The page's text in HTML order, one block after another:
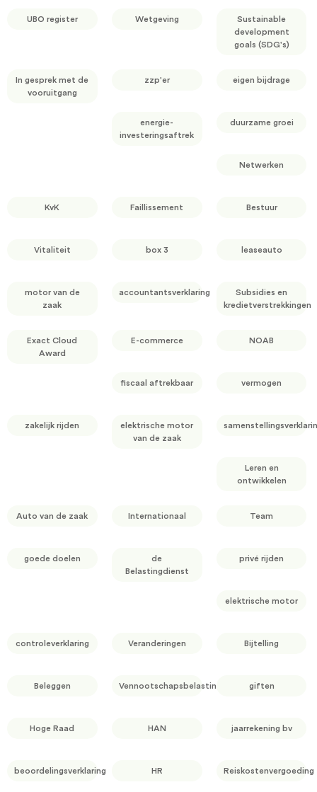
UBO register Wetgeving
Sustainable
development
goals (SDG's)
In gesprek met de
vooruitgang
zzp'er eigen bijdrage
energie-
investeringsaftrek
duurzame groei
Netwerken
KvK Faillissement Bestuur
Vitaliteit box 3 leaseauto
motor van de
zaak
accountantsverklaring
Subsidies en
kredietverstrekkingen
Exact Cloud
Award
E-commerce NOAB
fiscaal aftrekbaar vermogen
zakelijk rijden
elektrische motor
van de zaak
Leren en
ontwikkelen
Auto van de zaak Internationaal Team
goede doelen
de
Belastingdienst
privé rijden
elektrische motor
controleverklaring Veranderingen Bijtelling
Beleggen Vennootschapsbelasting giften
Hoge Raad HAN jaarrekening bv
beoordelingsverklaring HR Reiskostenvergoeding